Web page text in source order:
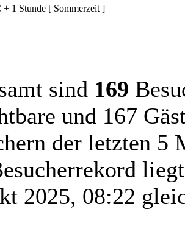
1 Stunde [ Sommerzeit ]
sind 169
und 167
der letzten 5
2025, 08:22